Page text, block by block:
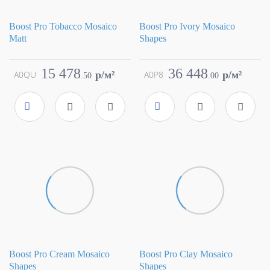
Boost Pro Tobacco Mosaico
Matt
Atlas Concorde
Страна
Италия
Размер
Цвет
коричневый
Поверхность
матовая
15 478.50 p/м²
A0QU
Boost Pro Ivory Mosaico
Shapes
Фабрика
Atlas Concorde
Страна
Италия
Размер
31x33.5
Цвет
бежевый
Поверхность
матовая
36 448.00 p/м²
A0P8
Boost Pro Cream Mosaico
Shapes
Boost Pro Clay Mosaico
Shapes